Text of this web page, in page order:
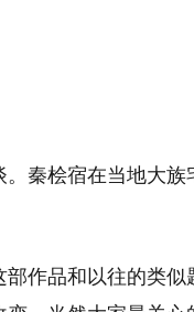
。秦桧宿在当地大族
作品和以往的类似